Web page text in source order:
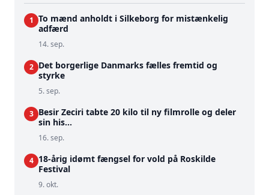
1 To mænd anholdt i Silkeborg for mistænkelig
adfærd
14. sep.
2 Det borgerlige Danmarks fælles fremtid og
styrke
5. sep.
3 Besir Zeciri tabte 20 kilo til ny filmrolle og deler
sin his...
16. sep.
4 18-årig idømt fængsel for vold på Roskilde
Festival
9. okt.